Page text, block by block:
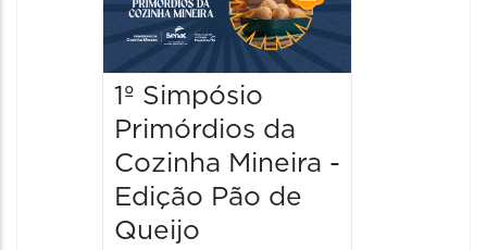
1º Simpósio
Primórdios da
Cozinha Mineira -
Edição Pão de
Queijo